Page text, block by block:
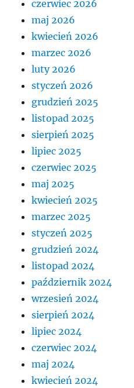
czerwiec 2026
maj 2026
kwiecień 2026
marzec 2026
luty 2026
styczeń 2026
grudzień 2025
listopad 2025
sierpień 2025
lipiec 2025
czerwiec 2025
maj 2025
kwiecień 2025
marzec 2025
styczeń 2025
grudzień 2024
listopad 2024
październik 2024
wrzesień 2024
sierpień 2024
lipiec 2024
czerwiec 2024
maj 2024
kwiecień 2024